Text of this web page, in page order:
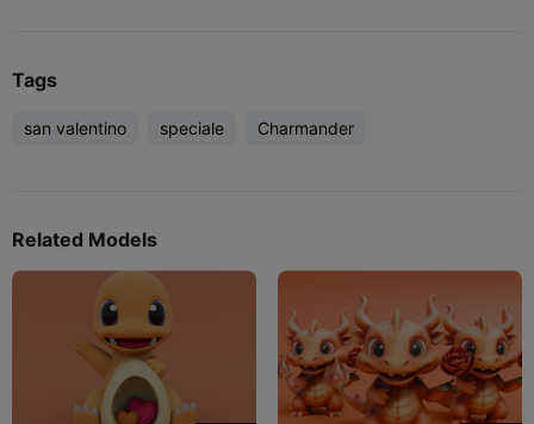
Tags
san valentino speciale Charmander
Related Models